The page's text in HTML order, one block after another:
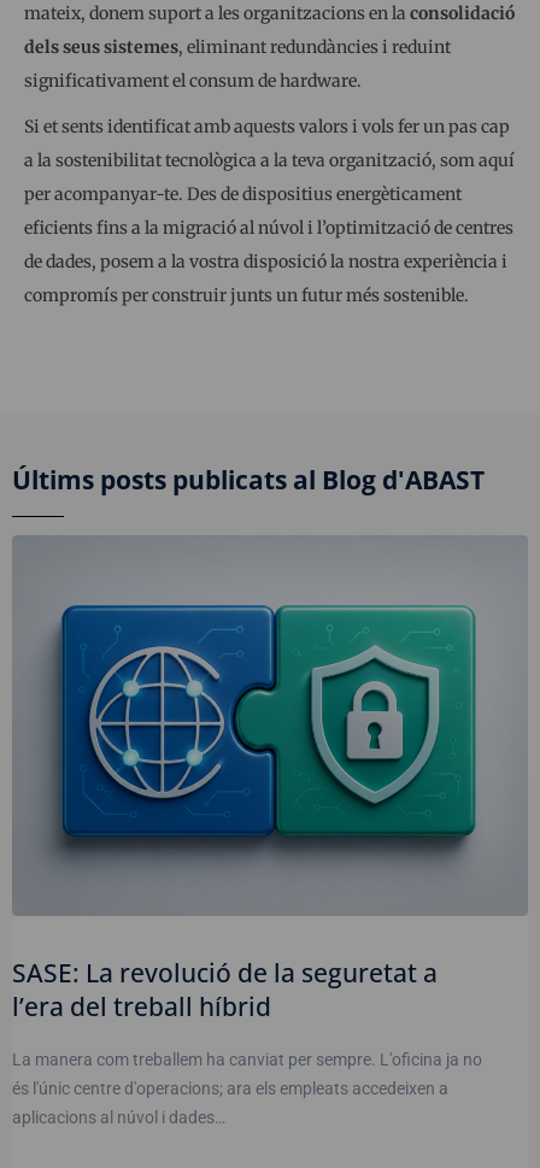
mateix, donem suport a les organitzacions en la consolidació
dels seus sistemes, eliminant redundàncies i reduint
significativament el consum de hardware.
Si et sents identificat amb aquests valors i vols fer un pas cap
a la sostenibilitat tecnològica a la teva organització, som aquí
per acompanyar-te. Des de dispositius energèticament
eficients fins a la migració al núvol i l’optimització de centres
de dades, posem a la vostra disposició la nostra experiència i
compromís per construir junts un futur més sostenible.
Últims posts publicats al Blog d'ABAST
SASE: La revolució de la seguretat a
l’era del treball híbrid
La manera com treballem ha canviat per sempre. L'oficina ja no
és l'únic centre d'operacions; ara els empleats accedeixen a
aplicacions al núvol i dades…